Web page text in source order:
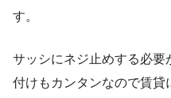
す。
サッシにネジ止めする必要
付けもカンタンなので賃貸